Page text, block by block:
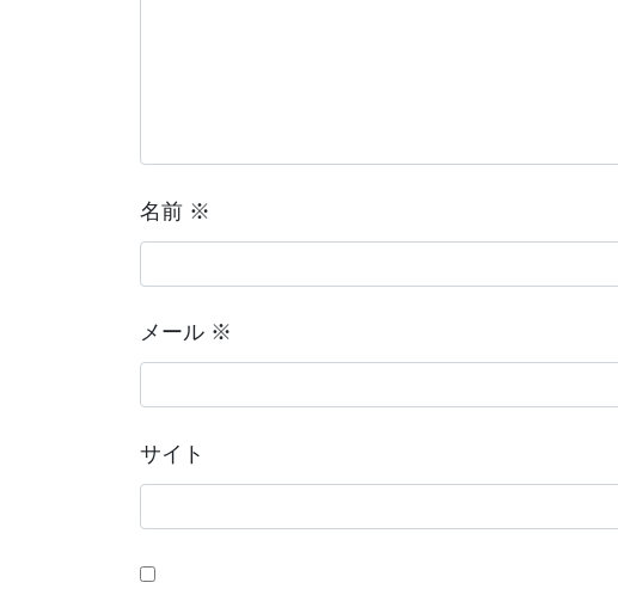
名前 ※
メール ※
サイト